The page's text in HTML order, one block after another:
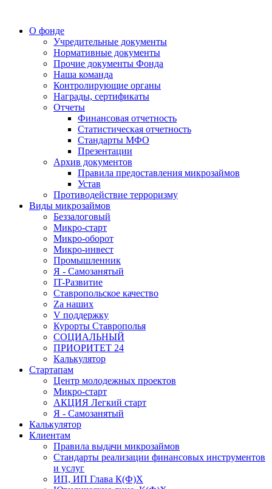
О фонде
Учредительные документы
Нормативные документы
Прочие документы Фонда
Наша команда
Контролирующие органы
Награды, сертификаты
Отчеты
Финансовая отчетность
Статистическая отчетность
Стандарты МФО
Презентации
Архив документов
Правила предоставления микрозаймов
Устав
Противодействие терроризму
Виды микрозаймов
Беззалоговый
Микро-старт
Микро-оборот
Микро-инвест
Промышленник
Я - Самозанятый
IT-Развитие
Ставропольское качество
Za наших
V поддержку
Курорты Ставрополья
СОЦИАЛЬНЫЙ
ПРИОРИТЕТ 24
Калькулятор
Стартапам
Центр молодежных проектов
Микро-старт
АКЦИЯ Легкий старт
Я - Самозанятый
Калькулятор
Клиентам
Правила выдачи микрозаймов
Стандарты реализации финансовых инструментов
и услуг
ИП, ИП Глава К(Ф)Х